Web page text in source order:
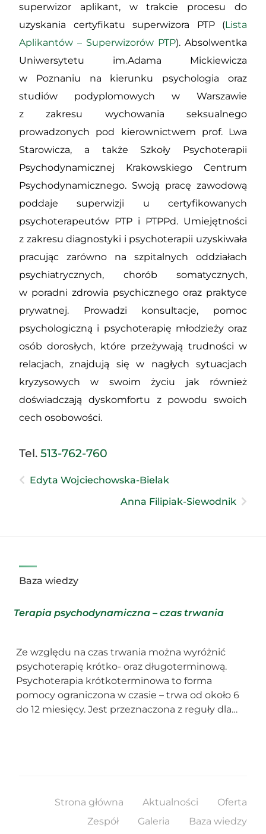
superwizor aplikant, w trakcie procesu do
uzyskania certyfikatu superwizora PTP (Lista
Aplikantów – Superwizorów PTP). Absolwentka
Uniwersytetu im.Adama Mickiewicza
w Poznaniu na kierunku psychologia oraz
studiów podyplomowych w Warszawie
z zakresu wychowania seksualnego
prowadzonych pod kierownictwem prof. Lwa
Starowicza, a także Szkoły Psychoterapii
Psychodynamicznej Krakowskiego Centrum
Psychodynamicznego. Swoją pracę zawodową
poddaje superwizji u certyfikowanych
psychoterapeutów PTP i PTPPd. Umiejętności
z zakresu diagnostyki i psychoterapii uzyskiwała
pracując zarówno na szpitalnych oddziałach
psychiatrycznych, chorób somatycznych,
w poradni zdrowia psychicznego oraz praktyce
prywatnej. Prowadzi konsultacje, pomoc
psychologiczną i psychoterapię młodzieży oraz
osób dorosłych, które przeżywają trudności w
relacjach, znajdują się w nagłych sytuacjach
kryzysowych w swoim życiu jak również
doświadczają dyskomfortu z powodu swoich
cech osobowości.
Tel. 513-762-760
Edyta Wojciechowska-Bielak
Anna Filipiak-Siewodnik
Baza wiedzy
Terapia psychodynamiczna – czas trwania
Ze względu na czas trwania można wyróżnić
psychoterapię krótko- oraz długoterminową.
Psychoterapia krótkoterminowa to forma
pomocy ograniczona w czasie – trwa od około 6
do 12 miesięcy. Jest przeznaczona z reguły dla…
Strona główna Aktualności
Oferta
Zespół
Galeria Baza wiedzy